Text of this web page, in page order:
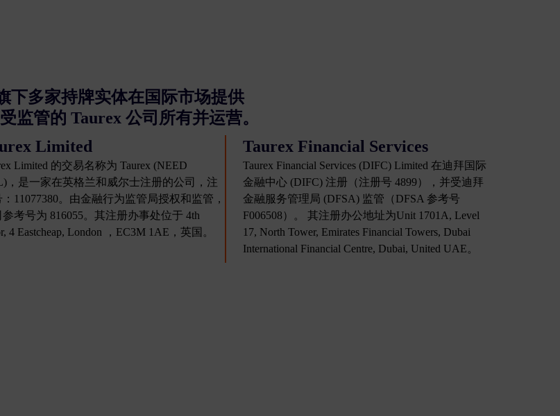
下多家持牌实体在国际市场提供
监管的 Taurex 公司所有并运营。
Limited
Limited 的交易名称为 Taurex (NEED
，是一家在英格兰和威尔士注册的公司，注
：11077380。由金融行为监管局授权和监管，
考号为 816055。其注册办事处位于 4th
4 Eastcheap, London ，EC3M 1AE，英国。
Taurex Financial Services
Taurex Financial Services (DIFC) Limited 在迪拜国际
金融中心 (DIFC) 注册（注册号 4899），并受迪拜
金融服务管理局 (DFSA) 监管（DFSA 参考号
F006508）。 其注册办公地址为Unit 1701A, Level
17, North Tower, Emirates Financial Towers, Dubai
International Financial Centre, Dubai, United UAE。